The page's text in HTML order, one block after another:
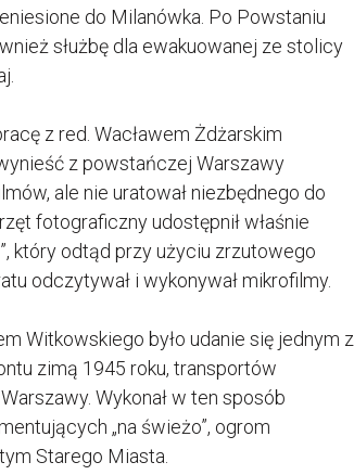
do Milanówka. Po Powstaniu
służbę dla ewakuowanej ze stolicy
z red. Wacławem Żdżarskim
z powstańczej Warszawy
ale nie uratował niezbędnego do
fotograficzny udostępnił właśnie
który odtąd przy użyciu zrzutowego
odczytywał i wykonywał mikrofilmy.
Witkowskiego było udanie się jednym z
zimą 1945 roku, transportów
Wykonał w ten sposób
„na świeżo”, ogrom
Starego Miasta.